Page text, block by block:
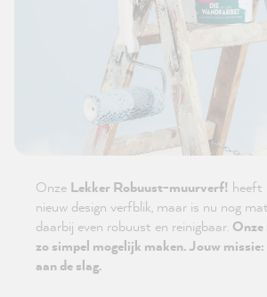
Onze Lekker Robuust-muurverf! heeft
nieuw design verfblik, maar is nu nog
daarbij even robuust en reinigbaar. Onze
zo simpel mogelijk maken. Jouw
aan de slag.